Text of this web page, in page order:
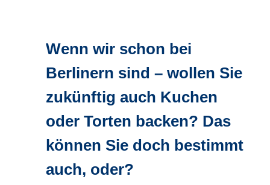
Wenn wir schon bei
Berlinern sind – wollen Sie
zukünftig auch Kuchen
oder Torten backen? Das
können Sie doch bestimmt
auch, oder?